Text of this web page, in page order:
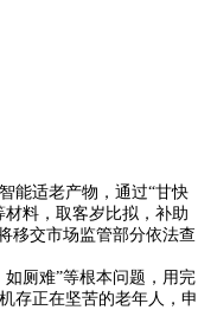
适老产物，通过“甘快
料，取客岁比拟，补助
移交市场监管部分依法查
厕难”等根本问题，用完
存正在坚苦的老年人，申